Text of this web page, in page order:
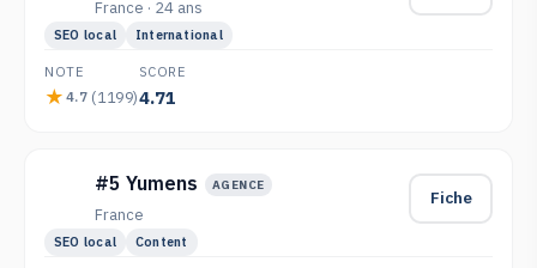
France · 24 ans
SEO local International
NOTE
4.7 (1199)
SCORE
4.71
#5 Yumens AGENCE
France
Fiche
SEO local Content